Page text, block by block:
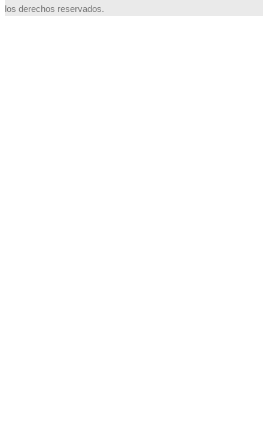
los derechos reservados.